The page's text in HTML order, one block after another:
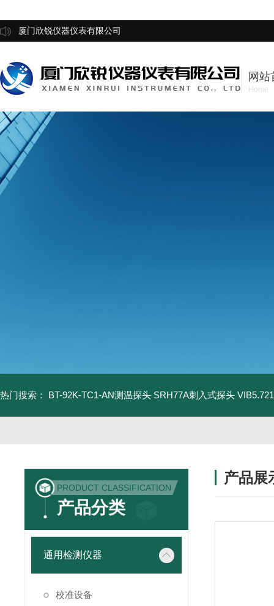
厦门欣锐仪器仪表有限公司
网站
Home
热门搜索： BT-92K-TC1-AN测温探头 SRH77A刺入式探头
PRODUCT CLASSIFICATION
产品分类
通用检测仪器
校准设备
产品展